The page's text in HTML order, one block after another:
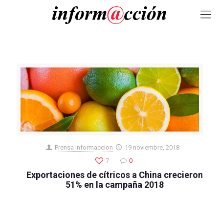
Prensa Informaccion
19 noviembre, 2018
7
0
Exportaciones de cítricos a China crecieron
51% en la campaña 2018